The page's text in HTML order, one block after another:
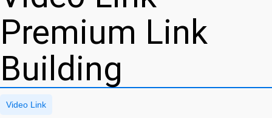
Premium Link
Building
Video Link